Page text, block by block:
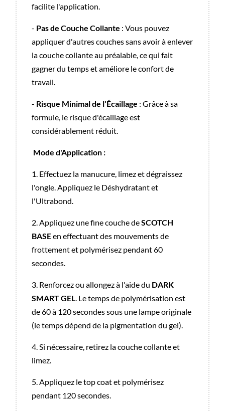
facilite l'application.
- Pas de Couche Collante : Vous pouvez
appliquer d'autres couches sans avoir à enlever
la couche collante au préalable, ce qui fait
gagner du temps et améliore le confort de
travail.
- Risque Minimal de l'Écaillage : Grâce à sa
formule, le risque d'écaillage est
considérablement réduit.
Mode d'Application :
1. Effectuez la manucure, limez et dégraissez
l'ongle. Appliquez le Déshydratant et
l'Ultrabond.
2. Appliquez une fine couche deSCOTCH
BASEen effectuant des mouvements de
frottement et polymérisez pendant 60
secondes.
3. Renforcez ou allongez à l'aide du DARK
SMART GEL . Le temps de polymérisation est
de 60 à 120 secondes sous une lampe originale
(le temps dépend de la pigmentation du gel).
4. Si nécessaire, retirez la couche collante et
limez.
5. Appliquez le top coat et polymérisez
pendant 120 secondes.